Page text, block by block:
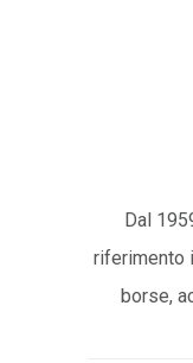
Dal
riferimento
borse,